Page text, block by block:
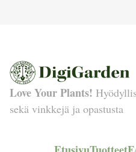
Love Your Plants!
sekä vinkkejä ja opastusta